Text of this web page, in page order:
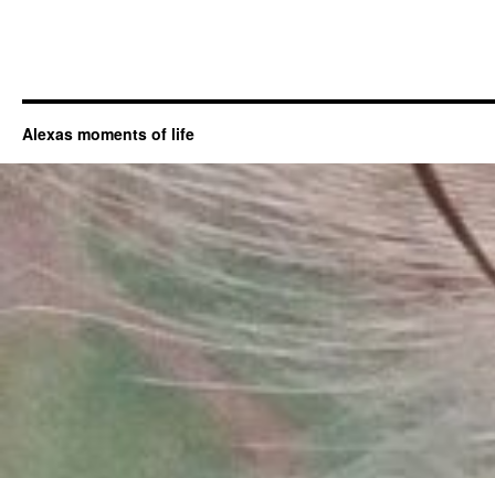
Alexas moments of life